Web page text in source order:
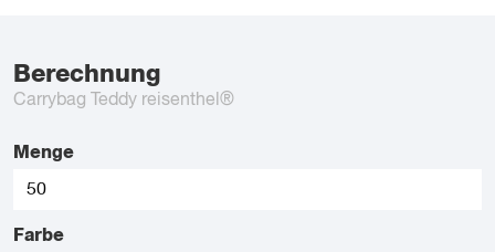
Berechnung
Carrybag Teddy reisenthel®
Menge
Farbe